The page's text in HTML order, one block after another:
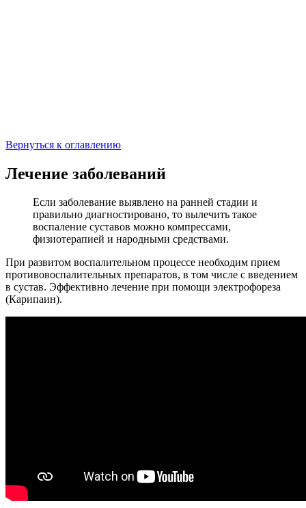
Вернуться к оглавлению
Лечение заболеваний
Если заболевание выявлено на ранней стадии и
правильно диагностировано, то вылечить такое
воспаление суставов можно компрессами,
физиотерапией и народными средствами.
При развитом воспалительном процессе необходим прием
противовоспалительных препаратов, в том числе с введением
в сустав. Эффективно лечение при помощи электрофореза
(Карипаин).